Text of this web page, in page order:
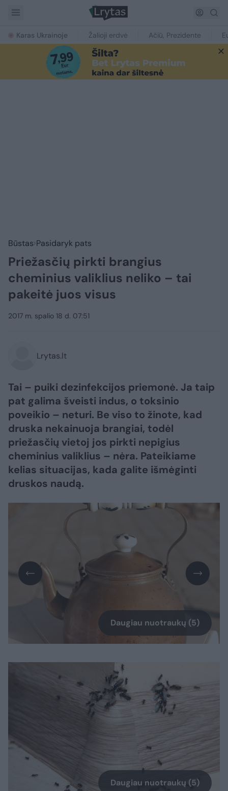
Karas Ukrainoje Žalioji erdvė Ačiū, Prezidente
Būstas Pasidaryk pats
Priežasčių pirkti brangius
cheminius valiklius neliko – tai
pakeitė juos visus
2017 m. spalio 18 d. 07:51
Lrytas.lt
Tai – puiki dezinfekcijos priemonė. Ja taip
pat galima šveisti indus, o toksinio
poveikio – neturi. Be viso to žinote, kad
druska nekainuoja brangiai, todėl
priežasčių vietoj jos pirkti nepigius
cheminius valiklius – nėra. Pateikiame
kelias situacijas, kada galite išmėginti
druskos naudą.
Daugiau nuotraukų (5)
Daugiau nuotraukų (5)